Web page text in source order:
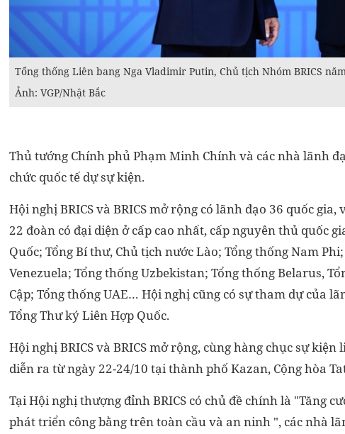
Tổng thống Liên bang Nga Vladimir Putin, Chủ tịch Nhóm BRICS
Ảnh: VGP/Nhật Bắc
Thủ tướng Chính phủ Phạm Minh Chính và các nhà lãnh
chức quốc tế dự sự kiện.
Hội nghị BRICS và BRICS mở rộng có lãnh đạo 36 quốc
22 đoàn có đại diện ở cấp cao nhất, cấp nguyên thủ quốc
Quốc; Tổng Bí thư, Chủ tịch nước Lào; Tổng thống Nam
Venezuela; Tổng thống Uzbekistan; Tổng thống Belarus,
Cập; Tổng thống UAE… Hội nghị cũng có sự tham dự của
Tổng Thư ký Liên Hợp Quốc.
Hội nghị BRICS và BRICS mở rộng, cùng hàng chục sự
diễn ra từ ngày 22-24/10 tại thành phố Kazan, Cộng hòa
Tại Hội nghị thượng đỉnh BRICS có chủ đề chính là "Tăng
phát triển công bằng trên toàn cầu và an ninh ", các nhà